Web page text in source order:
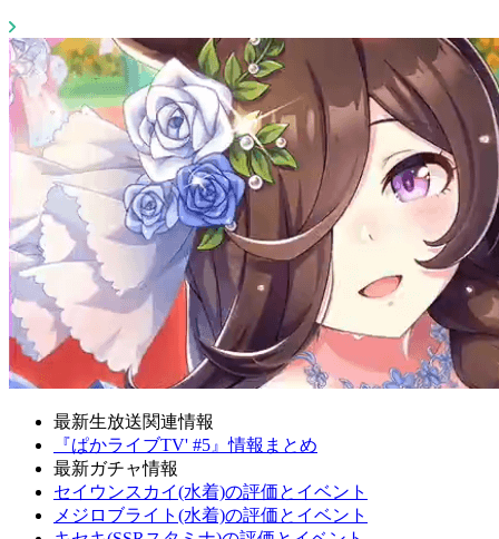
最新生放送関連情報
『ぱかライブTV' #5』情報まとめ
最新ガチャ情報
セイウンスカイ(水着)の評価とイベント
メジロブライト(水着)の評価とイベント